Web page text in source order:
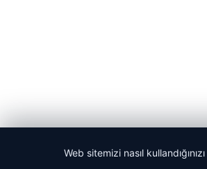
© 2026 Haber Kalesi
Web sitemizi nasıl